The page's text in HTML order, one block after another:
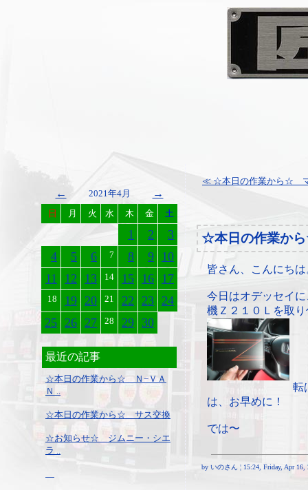
← 2021年4月 →
日 月 火 水 木 金 土
1 2
3
4
5 6 7 8 9 10
11
12 13 14 15 16 17
18 19 20 21 22 23 24
25 26 27 28 29 30
最近の記事
☆本日の作業から☆ Ｎ−ＶＡ
Ｎ ..
☆本日の作業から☆ サス交換
☆お知らせ☆ ジムニー・シエ
ラ ..
≪ ☆本日の作業から☆
☆本日の作業か
皆さん、こんにちは
今日はオデッセイ
機Ｚ２１０Ｌを取
転
は、お早めに！
では〜
by いのさん ¦ 15:24, Friday, Apr 16,